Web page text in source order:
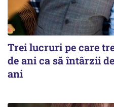
Trei lucruri pe care
de ani ca să întârzii
ani